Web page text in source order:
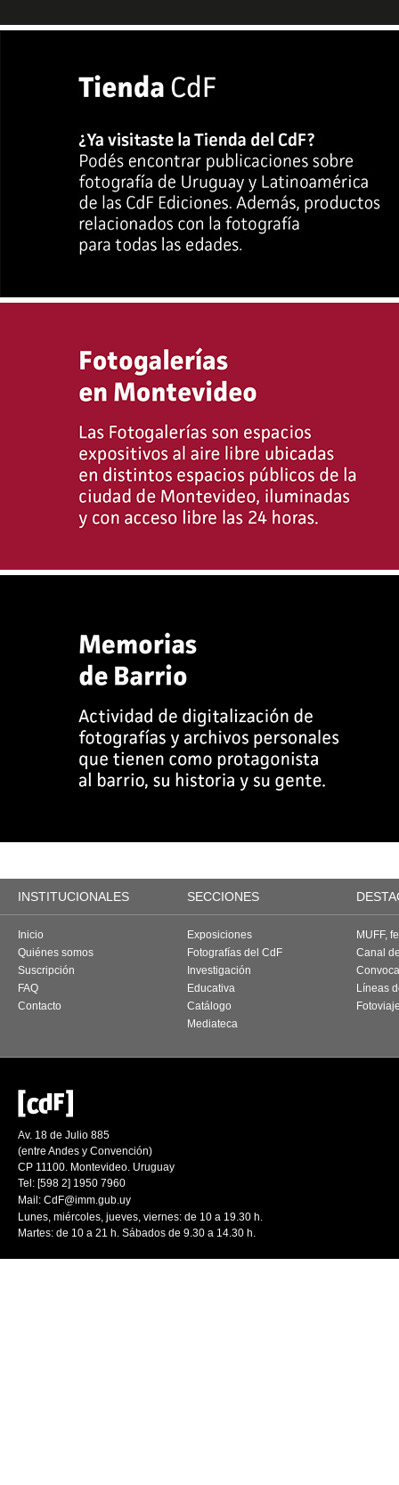
INSTITUCIONALES SECCIONES
Inicio
Quiénes somos
Suscripción
FAQ
Contacto
Exposiciones
Fotografías del CdF
Investigación
Educativa
Catálogo
Mediateca
MUFF,
Canal
Líneas
Av. 18 de Julio 885
(entre Andes y Convención)
CP 11100. Montevideo. Uruguay
Tel: [598 2] 1950 7960
Mail: CdF@imm.gub.uy
Lunes, miércoles, jueves, viernes: de 10 a 19.30 h.
Martes: de 10 a 21 h. Sábados de 9.30 a 14.30 h.